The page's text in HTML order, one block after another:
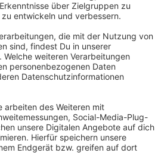
zu laden!
einen Service eines
um Videoinhalte
Dieser Service kann
Ihren Aktivitäten
und stimmen Sie der
Service zu, um dieses
anzusehen.